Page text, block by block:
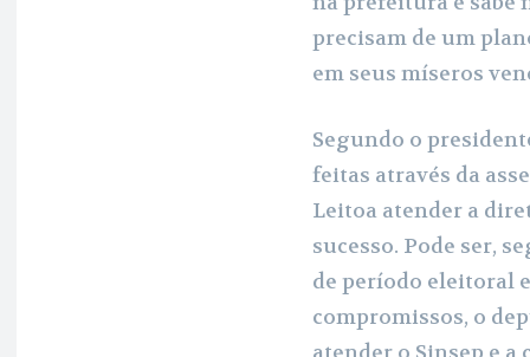
precisam de um
em seus míseros
Segundo o
feitas através da
Leitoa atender a
sucesso. Pode ser,
de período eleitoral
compromissos, o
atender o Sinsep e